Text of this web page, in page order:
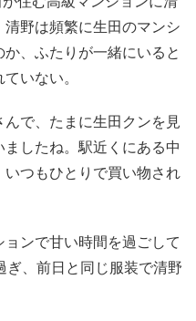
野は頻繁に生田のマンシ
、ふたりが一緒にいると
いない。
んで、たまに生田クンを見
したね。駅近くにある中
つもひとりで買い物され
ンで甘い時間を過ごして
ぎ、前日と同じ服装で清野